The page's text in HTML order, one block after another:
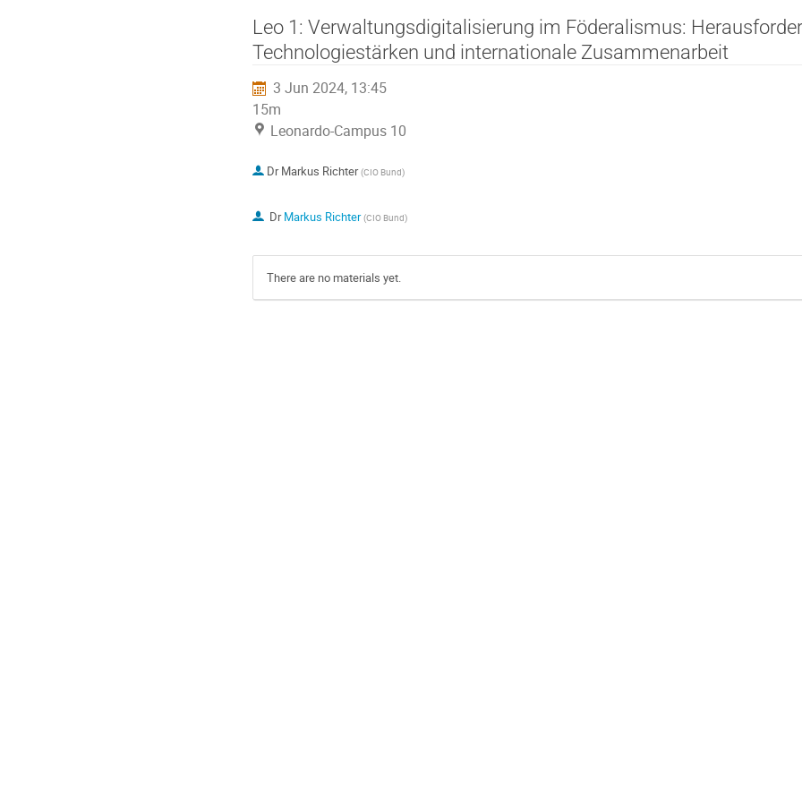
Leo 1: Verwaltungsdigitalisierung im Föderalismus:
Technologiestärken und internationale Zusammenarbeit
3 Jun 2024, 13:45
15m
Leonardo-Campus 10
Dr Markus Richter (CIO Bund)
DrMarkus Richter (CIO Bund)
There are no materials yet.